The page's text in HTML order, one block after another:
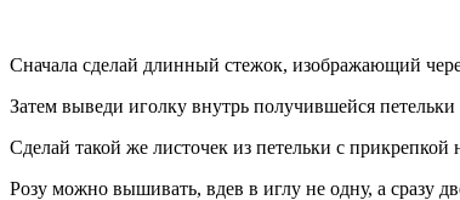
Сначала сделай длинный стежок, изображающий
Затем выведи иголку внутрь получившейся
Сделай такой же листочек из петельки с
Розу можно вышивать, вдев в иглу не одну, а сразу